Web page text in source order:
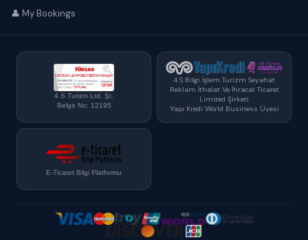
👤 My Bookings
4 S Turizm Ltd. Şt.
Belge No: 12195
4 S Bilgi İşlem Turizm Seyahat
Reklam İthalat Ve İhracat Ticaret
Limited Şirketi
Yapı Kredi World Business Üyesi
E-Ticaret Bilgi Platformu